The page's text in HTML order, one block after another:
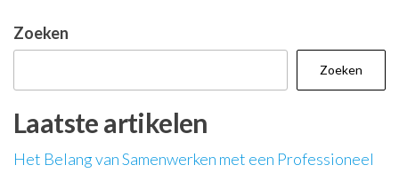
Zoeken
Zoeken
Laatste artikelen
Het Belang van Samenwerken met een Professioneel